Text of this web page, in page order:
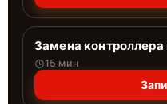
Замена контроллера
15 мин